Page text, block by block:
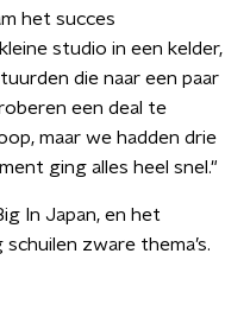
het succes
studio in een kelder,
die naar een paar
een deal te
maar we hadden drie
ging alles heel snel."
In Japan, en het
zware thema’s.